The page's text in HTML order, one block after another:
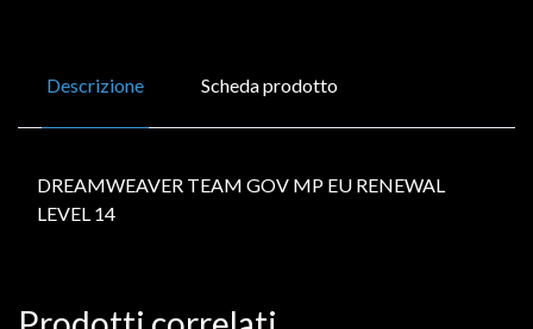
Descrizione Scheda prodotto
DREAMWEAVER TEAM GOV MP EU RENEWAL
LEVEL 14